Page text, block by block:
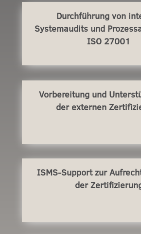
Durchführung von
Systemaudits und
ISO 27001
Vorbereitung und
der externen
ISMS-Support zur
der